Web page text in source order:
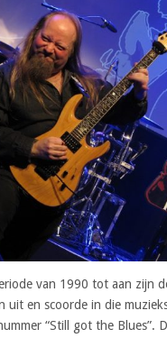
van 1990 tot aan zijn
uit en scoorde in die
“Still got the Blues”.